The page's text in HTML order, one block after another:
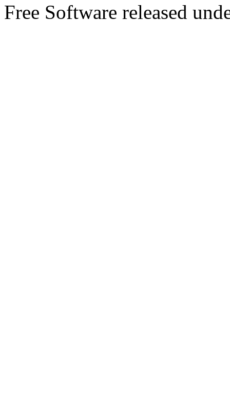
Free Software released